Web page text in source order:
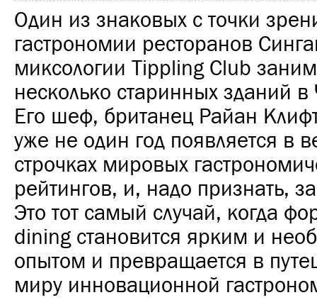
Один из знаковых с точки
гастрономии ресторанов
миксологии Tippling Club
несколько старинных зданий
Его шеф, британец Райан
уже не один год появляется в
строчках мировых
рейтингов, и, надо признать,
Это тот самый случай, когда
dining становится ярким и
опытом и превращается в
миру инновационной